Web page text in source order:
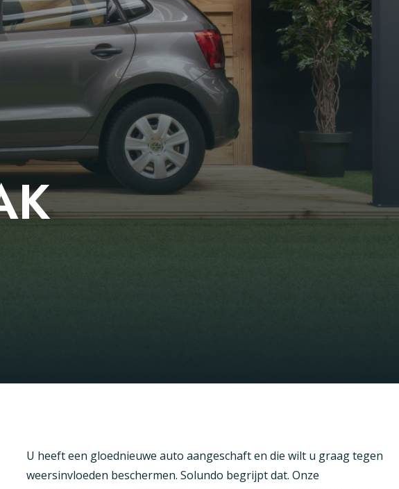
U heeft een gloednieuwe auto aangeschaft en die wilt u graag tegen
weersinvloeden beschermen. Solundo begrijpt dat. Onze